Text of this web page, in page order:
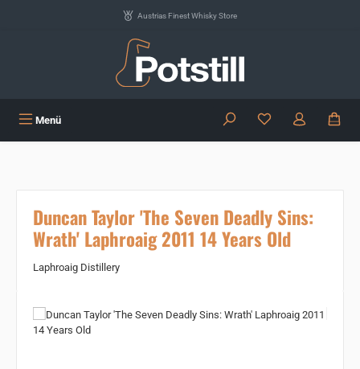
Austrias Finest Whisky Store
Menü Du hast 0
Duncan Taylor 'The Seven Deadly Sins:
Wrath' Laphroaig 2011 14 Years Old
Laphroaig Distillery
Bildergalerie überspringen